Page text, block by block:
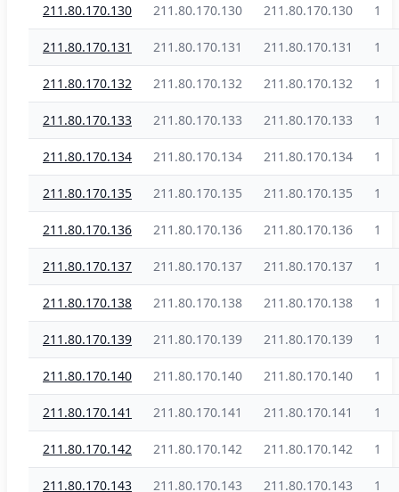
211.80.170.130 211.80.170.130 211.80.170.130 1
211.80.170.131 211.80.170.131 211.80.170.131 1
211.80.170.132 211.80.170.132 211.80.170.132 1
211.80.170.133 211.80.170.133 211.80.170.133 1
211.80.170.134 211.80.170.134 211.80.170.134 1
211.80.170.135 211.80.170.135 211.80.170.135 1
211.80.170.136 211.80.170.136 211.80.170.136 1
211.80.170.137 211.80.170.137 211.80.170.137 1
211.80.170.138 211.80.170.138 211.80.170.138 1
211.80.170.139 211.80.170.139 211.80.170.139 1
211.80.170.140 211.80.170.140 211.80.170.140 1
211.80.170.141 211.80.170.141 211.80.170.141 1
211.80.170.142 211.80.170.142 211.80.170.142 1
211.80.170.143 211.80.170.143 211.80.170.143 1